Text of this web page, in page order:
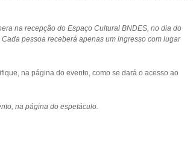
na recepção do Espaço Cultural BNDES, no dia do
pessoa receberá apenas um ingresso com lugar
na página do evento, como se dará o acesso ao
na página do espetáculo.